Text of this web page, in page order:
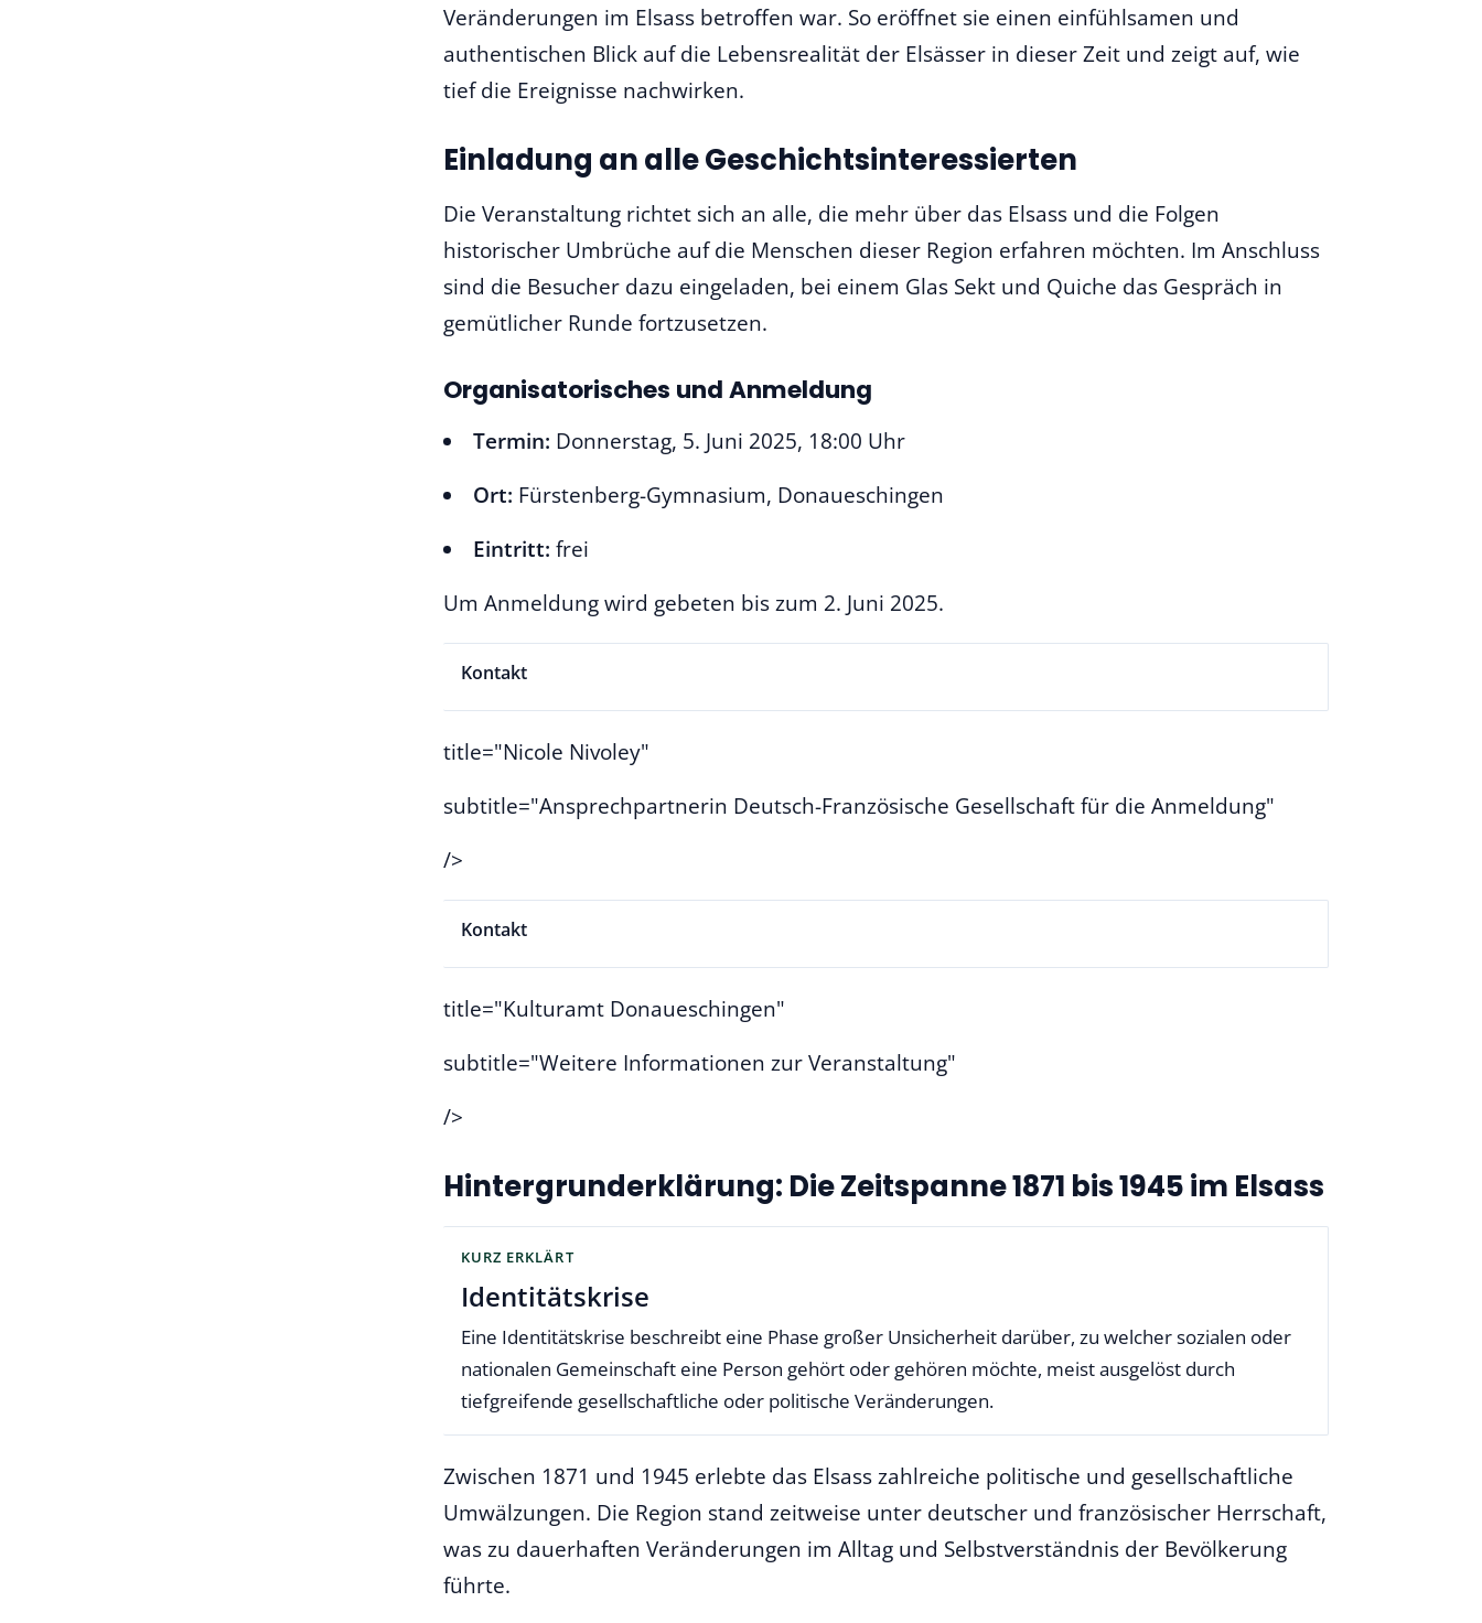
Veränderungen im Elsass betroffen war. So eröffnet sie einen einfühlsamen und
authentischen Blick auf die Lebensrealität der Elsässer in dieser Zeit und zeigt auf, wie
tief die Ereignisse nachwirken.
Einladung an alle Geschichtsinteressierten
Die Veranstaltung richtet sich an alle, die mehr über das Elsass und die Folgen
historischer Umbrüche auf die Menschen dieser Region erfahren möchten. Im Anschluss
sind die Besucher dazu eingeladen, bei einem Glas Sekt und Quiche das Gespräch in
gemütlicher Runde fortzusetzen.
Organisatorisches und Anmeldung
Termin: Donnerstag, 5. Juni 2025, 18:00 Uhr
Ort: Fürstenberg-Gymnasium, Donaueschingen
Eintritt: frei
Um Anmeldung wird gebeten bis zum 2. Juni 2025.
Kontakt
title="Nicole Nivoley"
subtitle="Ansprechpartnerin Deutsch-Französische Gesellschaft für die Anmeldung"
/>
Kontakt
title="Kulturamt Donaueschingen"
subtitle="Weitere Informationen zur Veranstaltung"
/>
Hintergrunderklärung: Die Zeitspanne 1871 bis 1945 im Elsass
KURZ ERKLÄRT
Identitätskrise
Eine Identitätskrise beschreibt eine Phase großer Unsicherheit darüber, zu welcher sozialen oder
nationalen Gemeinschaft eine Person gehört oder gehören möchte, meist ausgelöst durch
tiefgreifende gesellschaftliche oder politische Veränderungen.
Zwischen 1871 und 1945 erlebte das Elsass zahlreiche politische und gesellschaftliche
Umwälzungen. Die Region stand zeitweise unter deutscher und französischer Herrschaft,
was zu dauerhaften Veränderungen im Alltag und Selbstverständnis der Bevölkerung
führte.